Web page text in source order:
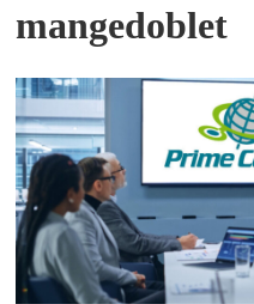
mangedoblet